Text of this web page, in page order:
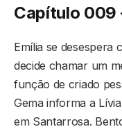
Capítulo 009
Emília se desespera
decide chamar um
função de criado
Gema informa a
em Santarrosa.